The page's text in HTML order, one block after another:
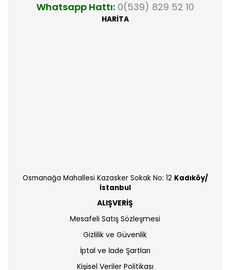
Whatsapp Hattı: 0(539) 829 52 10
HARİTA
Osmanağa Mahallesi Kazasker Sokak No: 12 Kadıköy/
İstanbul
ALIŞVERİŞ
Mesafeli Satış Sözleşmesi
Gizlilik ve Güvenlik
İptal ve İade Şartları
Kişisel Veriler Politikası